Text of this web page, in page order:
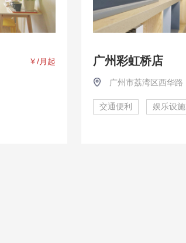
￥/月起 广州彩虹桥店
广州市荔湾区西华路
交通便利 娱乐设施